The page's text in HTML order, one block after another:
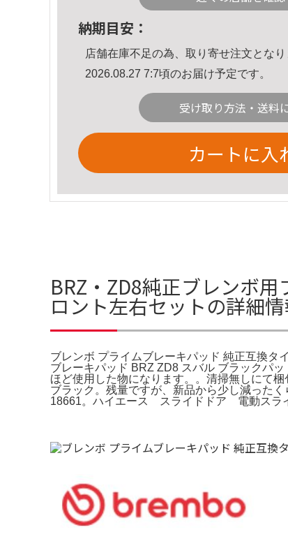
納期目安：
店舗在庫不足の為、取り寄せ注文となり
2026.08.27 7:7頃のお届け予定です。
受け取り方法・送料
カートに入
BRZ・ZD8純正ブレンボ
ロント左右セットの詳細
ブレンボ プライムブレーキパッド 純正互換タ
ブレーキパッド BRZ ZD8 スバル ブラックパ
ほど使用した物になります。。清掃無しにて
ブラック。残量ですが、新品から少し減った
18661。ハイエース スライドドア 電動スラ